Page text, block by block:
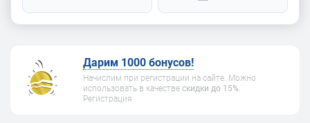
Дарим 1000 бонусов!
Начислим при регистрации на сайте. Можно
использовать в качестве скидки до 15%.
Регистрация